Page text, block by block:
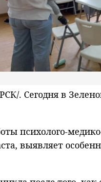
Сегодня в
психолого-
выявляет